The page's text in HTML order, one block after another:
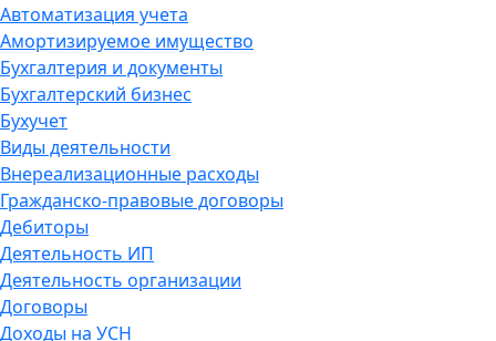
Автоматизация учета
Амортизируемое имущество
Бухгалтерия и документы
Бухгалтерский бизнес
Бухучет
Виды деятельности
Внереализационные расходы
Гражданско-правовые договоры
Дебиторы
Деятельность ИП
Деятельность организации
Договоры
Доходы на УСН